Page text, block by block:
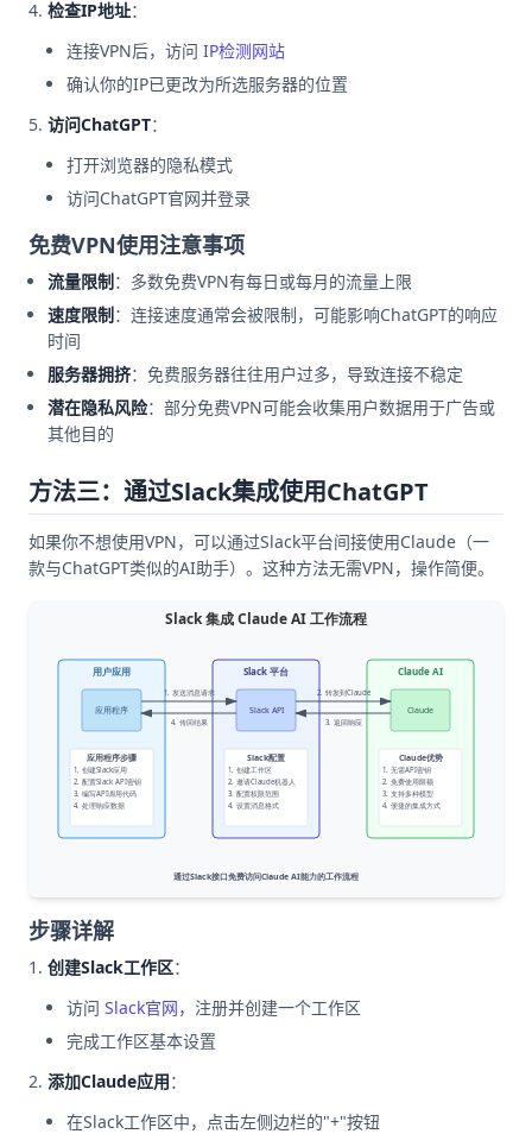
检查IP地址：
连接VPN后，访问 IP检测网站
确认你的IP已更改为所选服务器的位置
访问ChatGPT：
打开浏览器的隐私模式
访问ChatGPT官网并登录
免费VPN使用注意事项
流量限制：多数免费VPN有每日或每月的流量上限
速度限制：连接速度通常会被限制，可能影响ChatGPT的响应
时间
服务器拥挤：免费服务器往往用户过多，导致连接不稳定
潜在隐私风险：部分免费VPN可能会收集用户数据用于广告或
其他目的
方法三：通过Slack集成使用ChatGPT
如果你不想使用VPN，可以通过Slack平台间接使用Claude（一
款与ChatGPT类似的AI助手）。这种方法无需VPN，操作简便。
步骤详解
创建Slack工作区：
访问 Slack官网，注册并创建一个工作区
完成工作区基本设置
添加Claude应用：
在Slack工作区中，点击左侧边栏的"+"按钮